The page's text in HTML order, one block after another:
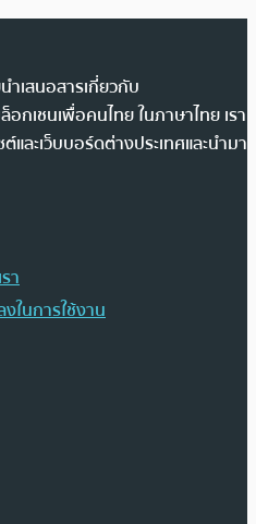
เสนอสารเกี่ยวกับ
กเชนเพื่อคนไทย ในภาษาไทย เรา
ละเว็บบอร์ดต่างประเทศและนำมา
า
ในการใช้งาน